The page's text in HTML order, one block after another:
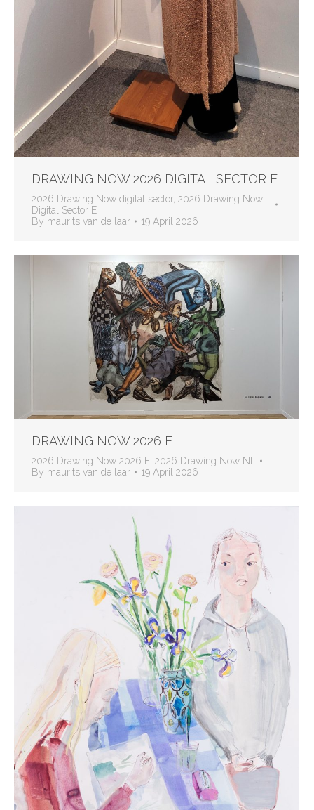
DRAWING NOW 2026 DIGITAL SECTOR E
2026 Drawing Now digital sector, 2026 Drawing Now
Digital Sector E
By maurits van de laar 19 April 2026
DRAWING NOW 2026 E
2026 Drawing Now 2026 E 2026 Drawing Now NL
By maurits van de laar 19 April 2026